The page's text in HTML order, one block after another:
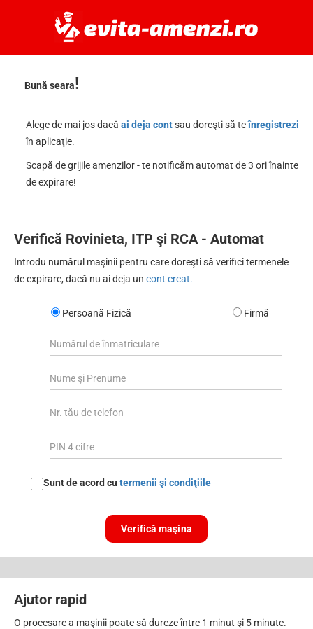
Bună seara!
Alege de mai jos dacă ai deja contsau doreşti să teînregistrezi
în aplicaţie.
Scapă de grijile amenzilor - te notificăm automat de 3 ori înainte
de expirare!
Verifică Rovinieta, ITP şi RCA - Automat
Introdu numărul maşinii pentru care doreşti să verifici termenele
de expirare, dacă nu ai deja un cont creat.
Persoană Fizică Firmă
Sunt de acord cu termenii şi condiţiile
Verifică maşina
Ajutor rapid
O procesare a maşinii poate să dureze între 1 minut şi 5 minute.